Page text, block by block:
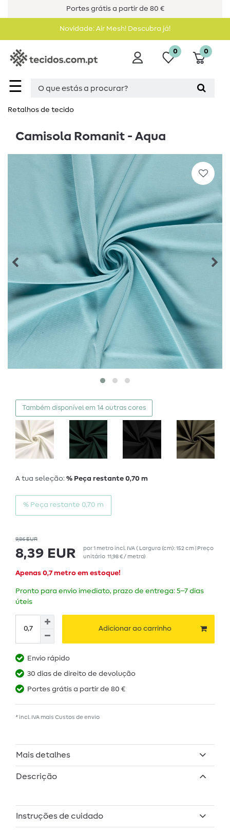
Portes grátis a partir de 80 €
Novidade: Air Mesh! Descubra já!
☰
0 0
Retalhos de tecido
Camisola Romanit - Aqua
Também disponível em 14 outras cores
A tua seleção: % Peça restante 0,70 m
% Peça restante 0,70 m
9,86 EUR
8,39 EUR por1 metroincl. IVA( Largura (cm): 152 cm | Preço
unitário 11,98 € / metro)
Apenas 0,7 metro em estoque!
Pronto para envio imediato, prazo de entrega: 5–7 dias
úteis
Adicionar ao carrinho
Envio rápido
30 dias de direito de devolução
Portes grátis a partir de 80 €
* incl. IVA mais Custos de envio
Mais detalhes
Descrição
Instruções de cuidado